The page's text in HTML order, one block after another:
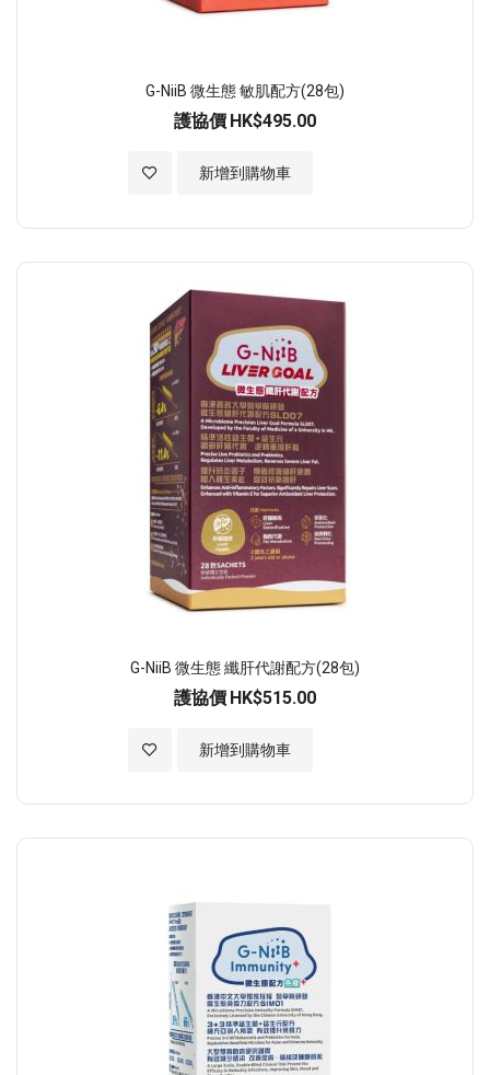
G-NiiB 微生態 敏肌配方(28包)
護協價 HK$495.00
新增到購物車
加入至願望清單
G-NiiB 微生態 纖肝代謝配方(28包)
護協價 HK$515.00
新增到購物車
加入至願望清單